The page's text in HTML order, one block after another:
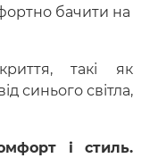
бачити на
такі як
синього світла,
і стиль.